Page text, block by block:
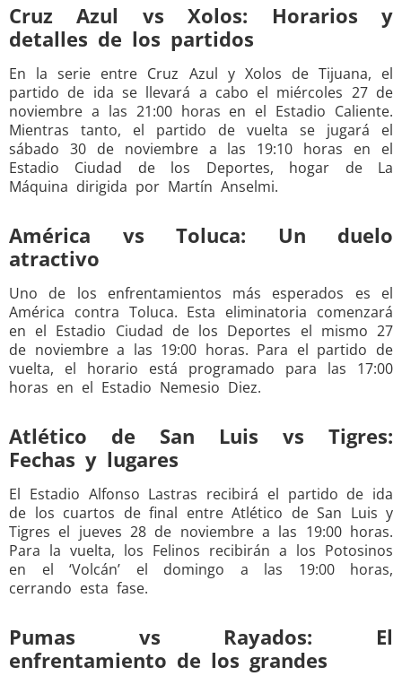
Cruz Azul vs Xolos: Horarios y
detalles de los partidos
En la serie entre Cruz Azul y Xolos de Tijuana, el
partido de ida se llevará a cabo el miércoles 27 de
noviembre a las 21:00 horas en el Estadio Caliente.
Mientras tanto, el partido de vuelta se jugará el
sábado 30 de noviembre a las 19:10 horas en el
Estadio Ciudad de los Deportes, hogar de La
Máquina dirigida por Martín Anselmi.
América vs Toluca: Un duelo
atractivo
Uno de los enfrentamientos más esperados es el
América contra Toluca. Esta eliminatoria comenzará
en el Estadio Ciudad de los Deportes el mismo 27
de noviembre a las 19:00 horas. Para el partido de
vuelta, el horario está programado para las 17:00
horas en el Estadio Nemesio Diez.
Atlético de San Luis vs Tigres:
Fechas y lugares
El Estadio Alfonso Lastras recibirá el partido de ida
de los cuartos de final entre Atlético de San Luis y
Tigres el jueves 28 de noviembre a las 19:00 horas.
Para la vuelta, los Felinos recibirán a los Potosinos
en el ‘Volcán’ el domingo a las 19:00 horas,
cerrando esta fase.
Pumas vs Rayados: El
enfrentamiento de los grandes